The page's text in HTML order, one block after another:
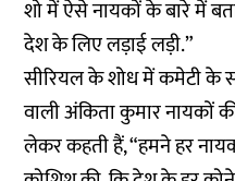
शो में ऐसे नायकों के बारे में
देश के लिए लड़ाई लड़ी.”
सीरियल के शोध में कमेटी के
वाली अंकिता कुमार नायकों
लेकर कहती हैं, “हमने हर